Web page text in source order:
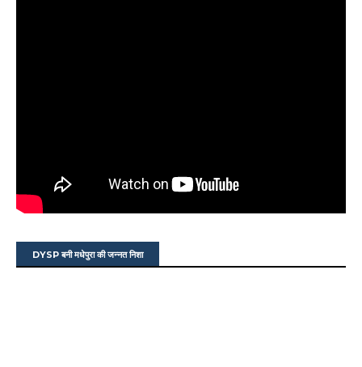
DYSP बनी मधेपुरा की जन्नत निशा